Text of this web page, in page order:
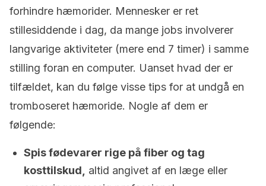
forhindre hæmorider. Mennesker er ret
stillesiddende i dag, da mange jobs involverer
langvarige aktiviteter (mere end 7 timer) i samme
stilling foran en computer. Uanset hvad der er
tilfældet, kan du følge visse tips for at undgå en
tromboseret hæmoride. Nogle af dem er
følgende:
Spis fødevarer rige på fiber og tag
kosttilskud,
altid angivet af en læge eller